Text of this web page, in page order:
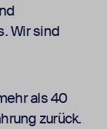
Wir sind
als 40
zurück.